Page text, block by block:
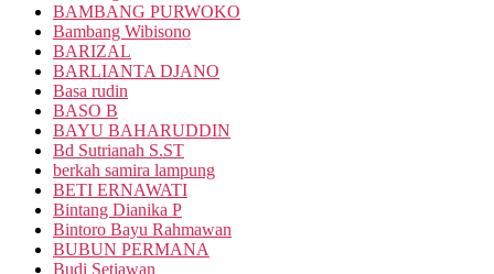
BAMBANG PURWOKO
Bambang Wibisono
BARIZAL
BARLIANTA DJANO
Basa rudin
BASO B
BAYU BAHARUDDIN
Bd Sutrianah S.ST
berkah samira lampung
BETI ERNAWATI
Bintang Dianika P
Bintoro Bayu Rahmawan
BUBUN PERMANA
Budi Setiawan